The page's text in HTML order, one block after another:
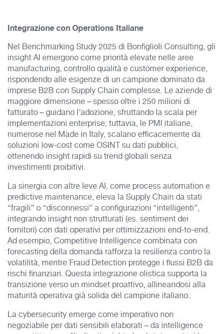
Integrazione con Operations Italiane
Nel Benchmarking Study 2025 di Bonfiglioli Consulting, gli
insight AI emergono come priorità elevate nelle aree
manufacturing, controllo qualità e customer experience,
rispondendo alle esigenze di un campione dominato da
imprese B2B con Supply Chain complesse. Le aziende di
maggiore dimensione – spesso oltre i 250 milioni di
fatturato – guidano l’adozione, sfruttando la scala per
implementazioni enterprise; tuttavia, le PMI italiane,
numerose nel Made in Italy, scalano efficacemente da
soluzioni low-cost come OSINT su dati pubblici,
ottenendo insight rapidi su trend globali senza
investimenti proibitivi.
La sinergia con altre leve AI, come process automation e
predictive maintenance, eleva la Supply Chain da stati
“fragili” o “disconnessi” a configurazioni “intelligenti”,
integrando insight non strutturati (es. sentiment dei
fornitori) con dati operativi per ottimizzazioni end-to-end.
Ad esempio, Competitive Intelligence combinata con
forecasting della domanda rafforza la resilienza contro la
volatilità, mentre Fraud Detection protegge i flussi B2B da
rischi finanziari. Questa integrazione olistica supporta la
transizione verso un mindset proattivo, allineandosi alla
maturità operativa già solida del campione italiano.
La cybersecurity emerge come imperativo non
negoziabile per dati sensibili elaborati – da intelligence